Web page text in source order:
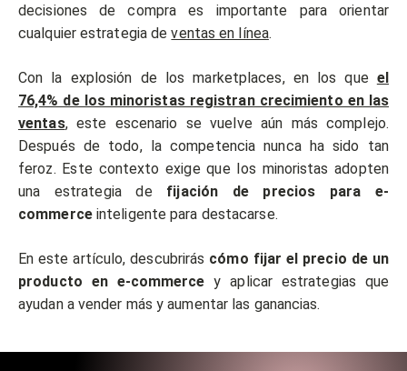
decisiones de compra es importante para orientar
cualquier estrategia deventas en línea.
Con la explosión de los marketplaces, en los que el
76,4% de los minoristas registran crecimiento en las
ventas, este escenario se vuelve aún más complejo.
Después de todo, la competencia nunca ha sido tan
feroz. Este contexto exige que los minoristas adopten
una estrategia de fijación de precios para e-
commerceinteligente para destacarse.
En este artículo, descubrirás cómo fijar el precio de un
producto en e-commerce y aplicar estrategias que
ayudan a vender más y aumentar las ganancias.